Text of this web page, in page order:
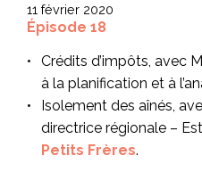
11 février 2020
Épisode 18
Crédits d’impôts, avec
à la planification et à
Isolement des aînés,
directrice régionale –
Petits Frères.